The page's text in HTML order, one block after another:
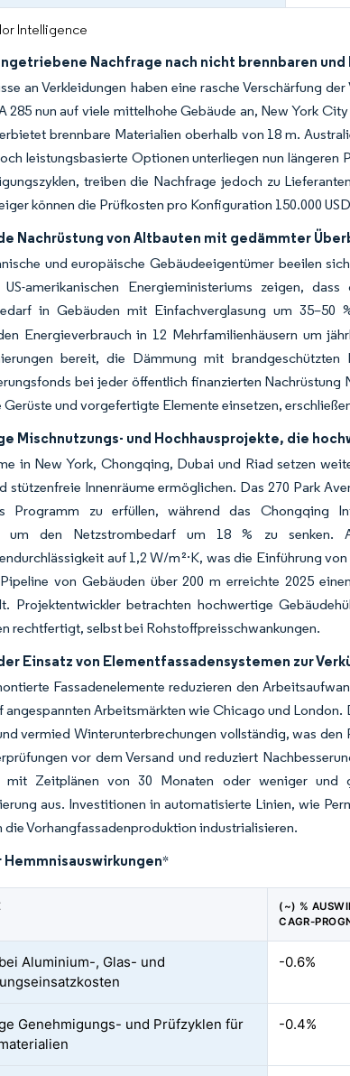
Intelligence
Nachfrage nach nicht brennbaren
an Verkleidungen haben eine rasche Verschärfung
285 nun auf viele mittelhohe Gebäude an, New York
brennbare Materialien oberhalb von 18 m.
leistungsbasierte Optionen unterliegen nun längeren
treiben die Nachfrage jedoch zu
können die Prüfkosten pro Konfiguration 150.000
Nachrüstung von Altbauten mit gedämmter
und europäische Gebäudeeigentümer beeilen
amerikanischen Energieministeriums zeigen,
in Gebäuden mit Einfachverglasung um 35–50
Energieverbrauch in 12 Mehrfamilienhäusern um
bereit, die Dämmung mit
bei jeder öffentlich finanzierten
und vorgefertigte Elemente einsetzen,
Mischnutzungs- und Hochhausprojekte, die
in New York, Chongqing, Dubai und Riad setzen
stützenfreie Innenräume ermöglichen. Das 270 Park
Programm zu erfüllen, während das Chongqing
um den Netzstrombedarf um 18 % zu senken.
auf 1,2 W/m²·K, was die Einführung
von Gebäuden über 200 m erreichte 2025
Projektentwickler betrachten hochwertige
rechtfertigt, selbst bei Rohstoffpreisschwankungen.
Einsatz von Elementfassadensystemen zur
Fassadenelemente reduzieren den
angespannten Arbeitsmärkten wie Chicago und London.
vermied Winterunterbrechungen vollständig, was
vor dem Versand und reduziert
mit Zeitplänen von 30 Monaten oder weniger und
aus. Investitionen in automatisierte Linien, wie
die Vorhangfassadenproduktion industrialisieren.
Hemmnisauswirkungen*
(~) %
CAGR-
Aluminium-, Glas- und
-0.6%
Genehmigungs- und Prüfzyklen für
-0.4%